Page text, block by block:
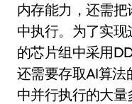
内存能力，还需
中执行。为了实
的芯片组中采用
还需要存取AI算法
中并行执行的大量